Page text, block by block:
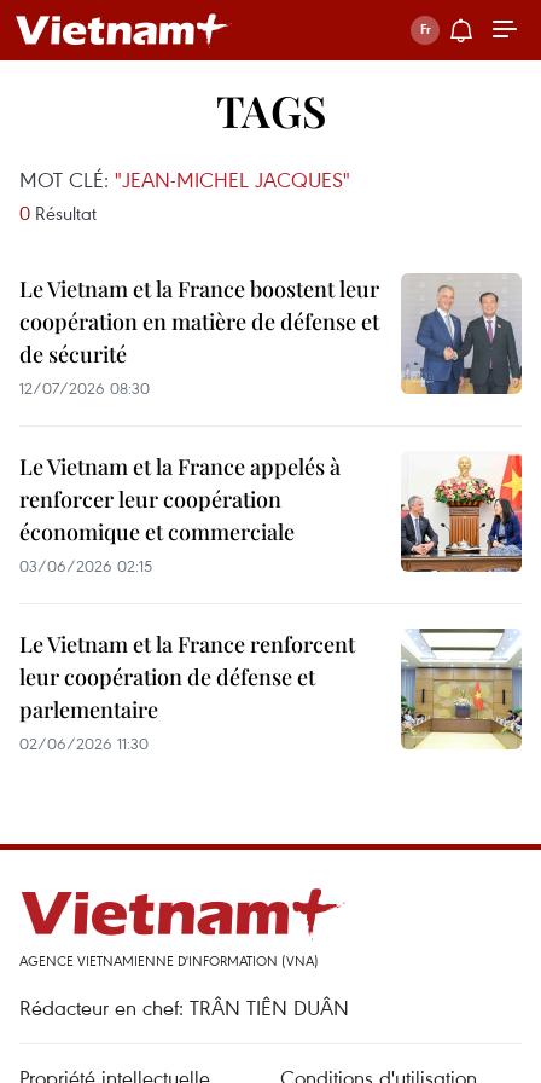
TAGS
MOT CLÉ: "JEAN-MICHEL JACQUES"
0 Résultat
Le Vietnam et la France boostent leur
coopération en matière de défense et
de sécurité
12/07/2026 08:30
Le Vietnam et la France appelés à
renforcer leur coopération
économique et commerciale
03/06/2026 02:15
Le Vietnam et la France renforcent
leur coopération de défense et
parlementaire
02/06/2026 11:30
AGENCE VIETNAMIENNE D'INFORMATION (VNA)
Rédacteur en chef: TRÂN TIÊN DUÂN